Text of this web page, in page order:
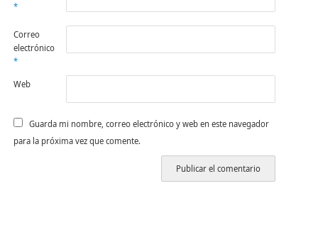
*
Correo
electrónico
*
Web
Guarda mi nombre, correo electrónico y web en este navegador
para la próxima vez que comente.